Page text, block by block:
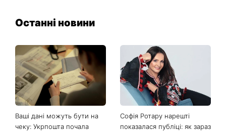
Останні новини
Ваші дані можуть бути на
чеку: Укрпошта почала
Софія Ротару нарешті
показалася публіці: як зараз